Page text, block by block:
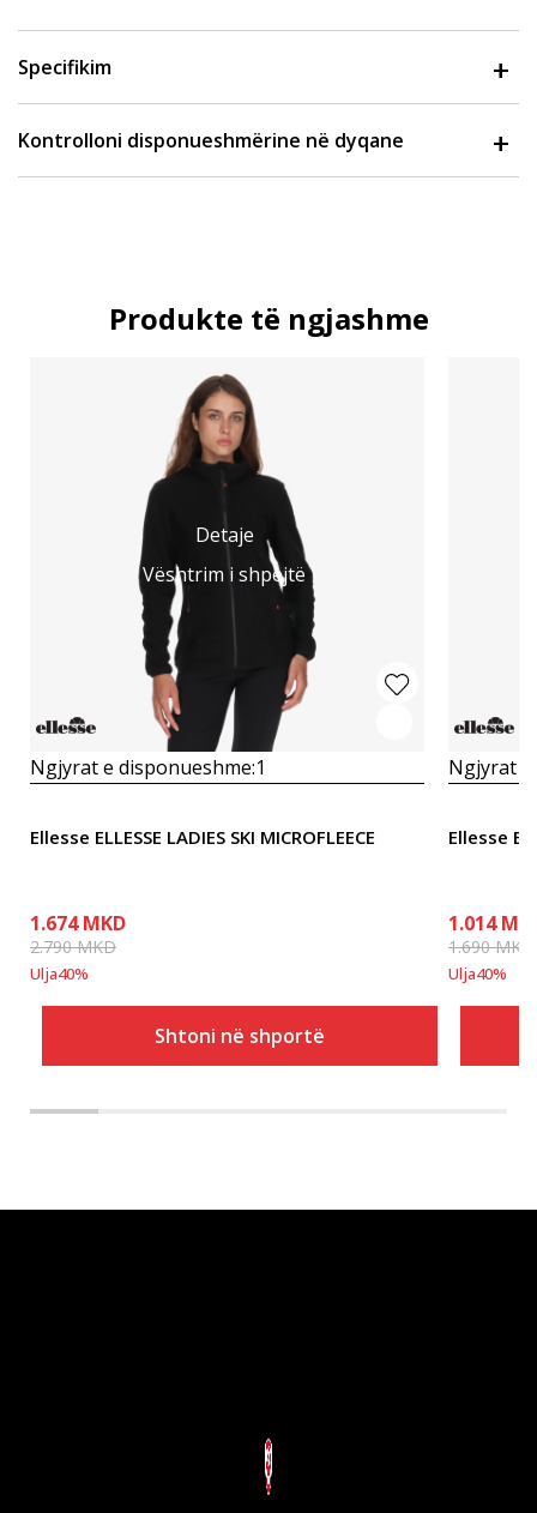
Specifikim
Kontrolloni disponueshmërine në dyqane
Produkte të ngjashme
Detaje
Vështrim i shpejtë
Ngjyrat e disponueshme:1
Ellesse ELLESSE LADIES SKI MICROFLEECE
1.674 MKD
2.790MKD
Ulja40%
Shtoni në shportë
Ngjyrat e
Ellesse
1.014
1.690MKD
Ulja40%